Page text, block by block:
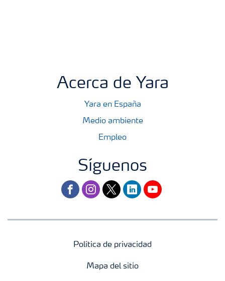
Acerca de Yara
Yara en España
Medio ambiente
Empleo
Síguenos
facebookinstagram
twitterlinkedinyoutube
Política de privacidad
Mapa del sitio